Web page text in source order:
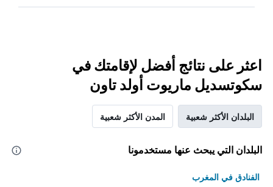
اعثر على نتائج أفضل لإقامتك في
سكوتسديل ماريوت أولد تاون
البلدان الأكثر شعبية المدن الأكثر شعبية
البلدان التي يبحث عنها مستخدمونا
الفنادق في المغرب